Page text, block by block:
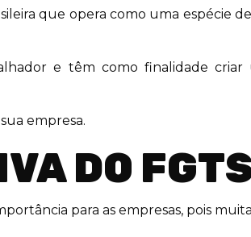
que opera como uma espécie
e têm como finalidade
empresa.
DO
para as empresas, pois